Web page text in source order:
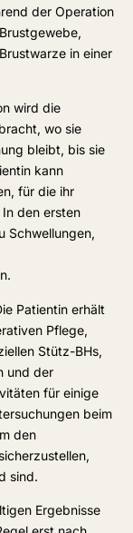
der Operation
in einer
wird die
wo sie
bleibt, bis sie
kann
für die ihr
den ersten
Schwellungen,
Patientin erhält
Pflege,
Stütz-BHs,
und der
für einige
beim
den
sind.
Ergebnisse